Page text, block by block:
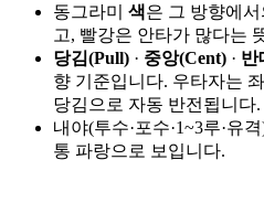
동그라미 색은 그 방향에서
고, 빨강은 안타가 많다는
당김(Pull) · 중앙(Cent) · 반
향 기준입니다. 우타자는
당김으로 자동 반전됩니다.
내야(투수·포수·1~3루·유
통 파랑으로 보입니다.